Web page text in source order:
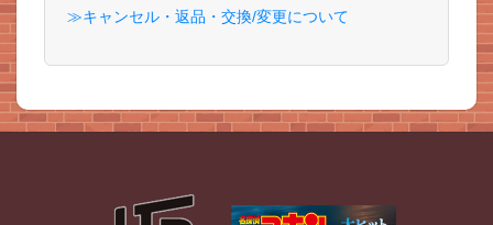
≫キャンセル・返品・交換/変更について